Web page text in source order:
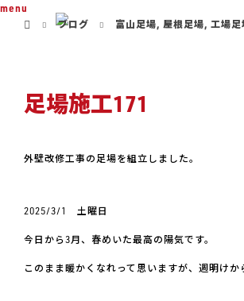
menu
ブログ
富山足場, 屋根足場, 工場足
足場施工171
外壁改修工事の足場を組立しました。
2025/3/1 土曜日
今日から3月、春めいた最高の陽気です。
このまま暖かくなれって思いますが、週明け